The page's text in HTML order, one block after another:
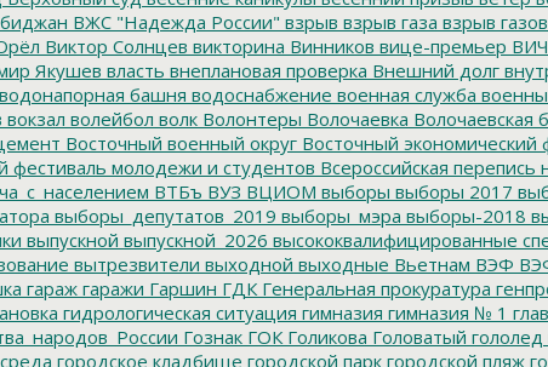
ВЖС "Надежда России" взрыв взрыв газа взрыв
Виктор Солнцев викторина Винников вице-премьер ВИЧ
Якушев власть внеплановая проверка Внешний долг
водонапорная башня водоснабжение военная служба
вокзал волейбол волк Волонтеры Волочаевка Волочаевская
Восточный военный округ Восточный экономический
фестиваль молодежи и студентов Всероссийская перепись
ВТБъ ВУЗ ВЦИОМ выборы выборы 2017
выборы_депутатов_2019 выборы_мэра выборы-2018
выпускной выпускной_2026 высококвалифицированные
вытрезвители выходной выходные Вьетнам ВЭФ
гараж гаражи Гаршин ГДК Генеральная прокуратура
гидрологическая ситуация гимназия гимназия № 1
Гознак ГОК Голикова Головатый гололед
городское кладбище городской парк городской пляж